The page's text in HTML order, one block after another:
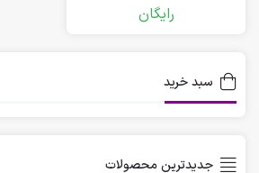
رایگان
سبد خرید
جدیدترین محصولات